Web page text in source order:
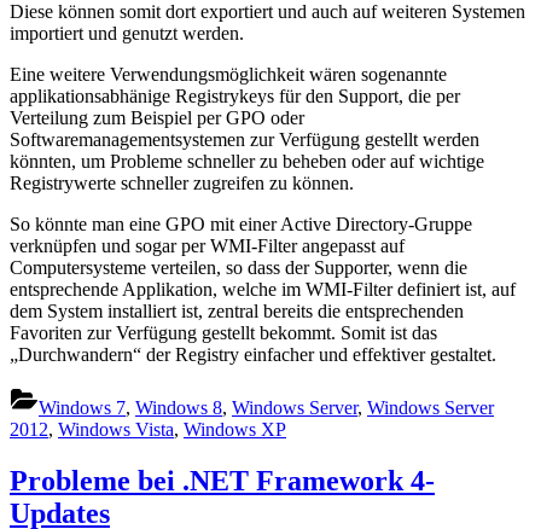
Diese können somit dort exportiert und auch auf weiteren Systemen
importiert und genutzt werden.
Eine weitere Verwendungsmöglichkeit wären sogenannte
applikationsabhänige Registrykeys für den Support, die per
Verteilung zum Beispiel per GPO oder
Softwaremanagementsystemen zur Verfügung gestellt werden
könnten, um Probleme schneller zu beheben oder auf wichtige
Registrywerte schneller zugreifen zu können.
So könnte man eine GPO mit einer Active Directory-Gruppe
verknüpfen und sogar per WMI-Filter angepasst auf
Computersysteme verteilen, so dass der Supporter, wenn die
entsprechende Applikation, welche im WMI-Filter definiert ist, auf
dem System installiert ist, zentral bereits die entsprechenden
Favoriten zur Verfügung gestellt bekommt. Somit ist das
„Durchwandern“ der Registry einfacher und effektiver gestaltet.
Windows 7, Windows 8, Windows Server, Windows Server
2012, Windows Vista, Windows XP
Probleme bei .NET Framework 4-
Updates